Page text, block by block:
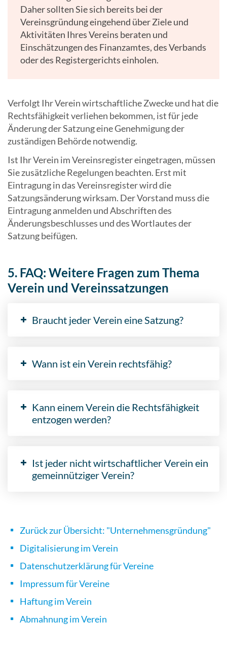
Daher sollten Sie sich bereits bei der
Vereinsgründung eingehend über Ziele und
Aktivitäten Ihres Vereins beraten und
Einschätzungen des Finanzamtes, des Verbands
oder des Registergerichts einholen.
Verfolgt Ihr Verein wirtschaftliche Zwecke und hat die
Rechtsfähigkeit verliehen bekommen, ist für jede
Änderung der Satzung eine Genehmigung der
zuständigen Behörde notwendig.
Ist Ihr Verein im Vereinsregister eingetragen, müssen
Sie zusätzliche Regelungen beachten. Erst mit
Eintragung in das Vereinsregister wird die
Satzungsänderung wirksam. Der Vorstand muss die
Eintragung anmelden und Abschriften des
Änderungsbeschlusses und des Wortlautes der
Satzung beifügen.
5. FAQ: Weitere Fragen zum Thema
Verein und Vereinssatzungen
Braucht jeder Verein eine Satzung?
Wann ist ein Verein rechtsfähig?
Kann einem Verein die Rechtsfähigkeit
entzogen werden?
Ist jeder nicht wirtschaftlicher Verein ein
gemeinnütziger Verein?
Zurück zur Übersicht: "Unternehmensgründung"
Digitalisierung im Verein
Datenschutzerklärung für Vereine
Impressum für Vereine
Haftung im Verein
Abmahnung im Verein